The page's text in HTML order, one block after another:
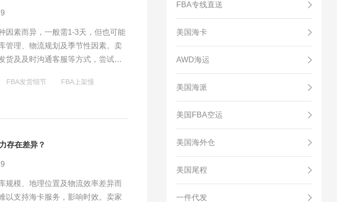
因素而异，一般需1-3天，但也可能
管理、物流规划及季节性因素。卖
货及及时沟通客服等方式，尝试加
FBA发货细节
FBA上架慢
存在差异？
规模、地理位置及物流效率差异而
以支持海卡服务，影响时效。卖家
FBA专线直送
美国海卡
AWD海运
美国海派
美国FBA空运
美国海外仓
美国尾程
一件代发